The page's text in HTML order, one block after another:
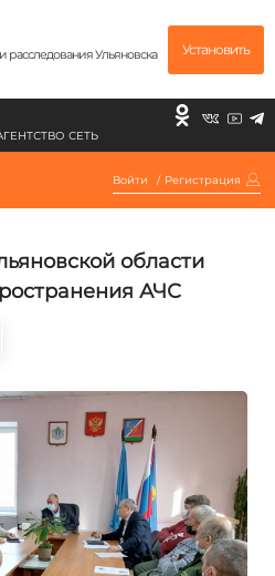
расследования Ульяновска Установить
СЕТЬ
Войти / Регистрация
области
АЧС